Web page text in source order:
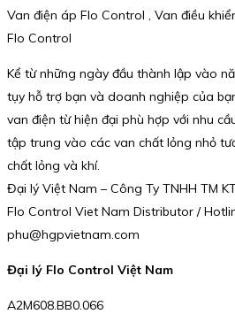
Van điện áp Flo Control , Van điều
Flo Control
Kể từ những ngày đầu thành lập vào
tụy hỗ trợ bạn và doanh nghiệp của
van điện từ hiện đại phù hợp với nhu
tập trung vào các van chất lỏng nhỏ
chất lỏng và khí.
Đại lý Việt Nam – Công Ty TNHH TM
Flo Control Viet Nam Distributor /
phu@hgpvietnam.com
Đại lý Flo Control Việt Nam
A2M608.BB0.066